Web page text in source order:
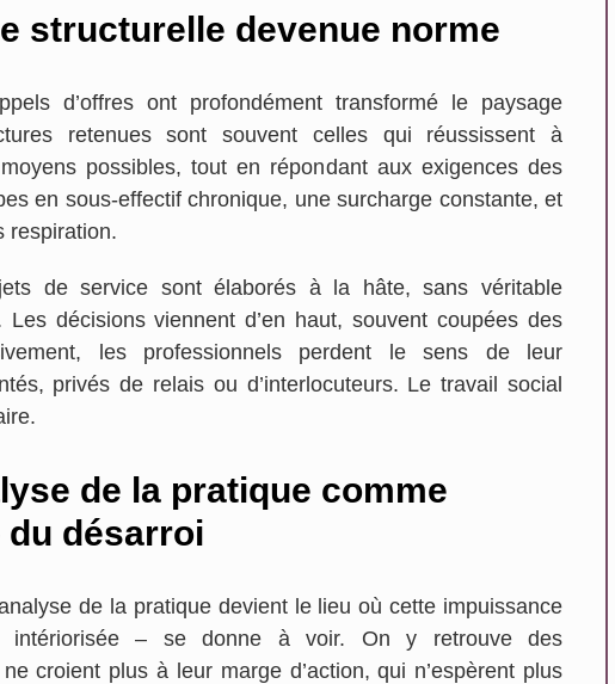
structurelle devenue norme
d’offres ont profondément transformé le paysage
retenues sont souvent celles qui réussissent à
possibles, tout en répondant aux exigences des
en sous-effectif chronique, une surcharge constante, et
respiration.
de service sont élaborés à la hâte, sans véritable
décisions viennent d’en haut, souvent coupées des
les professionnels perdent le sens de leur
privés de relais ou d’interlocuteurs. Le travail social
de la pratique comme
du désarroi
de la pratique devient le lieu où cette impuissance
intériorisée – se donne à voir. On y retrouve des
croient plus à leur marge d’action, qui n’espèrent plus
Marine Nicolas
Nantes